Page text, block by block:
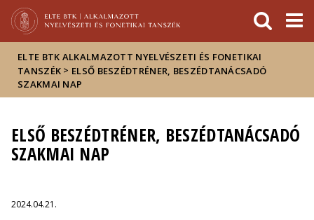
Hírek
Események
ELTE a
sajtóban
ELTE BTK ALKALMAZOTT NYELVÉSZETI ÉS FONETIKAI
TANSZÉK > ELSŐ BESZÉDTRÉNER, BESZÉDTANÁCSADÓ
SZAKMAI NAP
ELSŐ BESZÉDTRÉNER, BESZÉDTANÁCSADÓ
SZAKMAI NAP
2024.04.21.